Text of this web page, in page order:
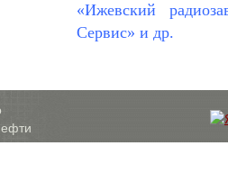
«Ижевский
Сервис» и др.